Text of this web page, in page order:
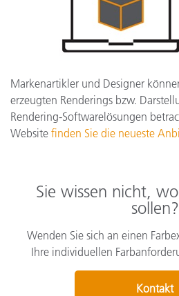
Markenartikler und Designer
erzeugten Renderings bzw.
Rendering-Softwarelösungen
Website finden Sie die neueste
Sie wissen nicht,
sollen?
Wenden Sie sich an einen
Ihre individuellen
Kontakt